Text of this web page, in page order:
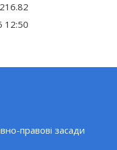
12:50
правові засади